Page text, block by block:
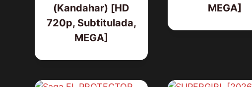
(Kandahar) [HD
720p, Subtitulada,
MEGA]
MEGA]